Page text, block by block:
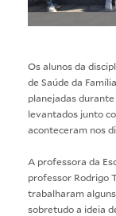
Os alunos da
de Saúde da
planejadas
levantados junto
aconteceram nos
A professora da
professor Rodrigo
trabalharam
sobretudo a ideia